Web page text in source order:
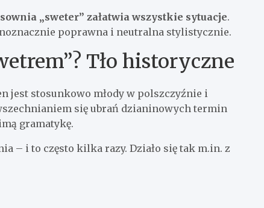
„sweter” załatwia wszystkie sytuacje.
poprawna i neutralna stylistycznie.
Tło historyczne
jest stosunkowo młody w polszczyźnie i
się ubrań dzianinowych termin
gramatykę.
– i to często kilka razy. Działo się tak m.in. z